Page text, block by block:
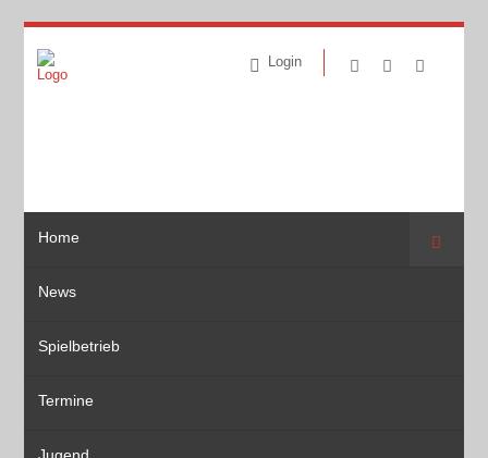
Login
Home
News
Spielbetrieb
Termine
Suche